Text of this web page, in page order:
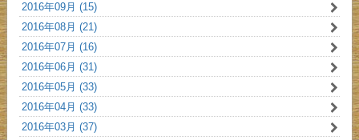
2016年09月 (15)
2016年08月 (21)
2016年07月 (16)
2016年06月 (31)
2016年05月 (33)
2016年04月 (33)
2016年03月 (37)